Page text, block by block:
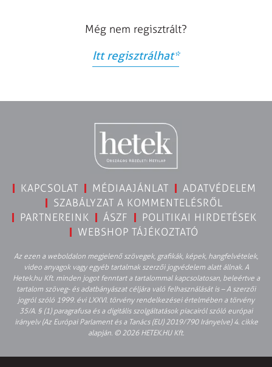
Még nem regisztrált?
Itt regisztrálhat*
KAPCSOLAT MÉDIAAJÁNLAT
ADATVÉDELEM
SZABÁLYZAT A KOMMENTELÉSRŐL
PARTNEREINK
ÁSZF
POLITIKAI HIRDETÉSEK
WEBSHOP TÁJÉKOZTATÓ
Az ezen a weboldalon megjelenő szövegek, grafikák, képek, hangfelvételek,
video anyagok vagy egyéb tartalmak szerzői jogvédelem alatt állnak. A
Hetek.hu Kft. minden jogot fenntart a tartalommal kapcsolatosan, beleértve a
tartalom szöveg- és adatbányászat céljára való felhasználását is – A szerzői
jogról szóló 1999. évi LXXVI. törvény rendelkezései értelmében a törvény
35/A. § (1) paragrafusa és a digitális szolgáltatások piacairól szóló európai
irányelv (Az Európai Parlament és a Tanács (EU) 2019/790 Irányelve) 4. cikke
alapján. © 2026 HETEK.HU Kft.